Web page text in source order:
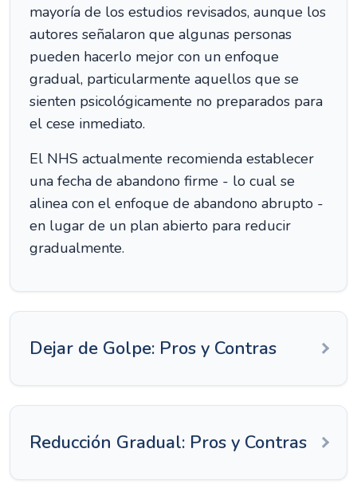
mayoría de los estudios revisados, aunque los
autores señalaron que algunas personas
pueden hacerlo mejor con un enfoque
gradual, particularmente aquellos que se
sienten psicológicamente no preparados para
el cese inmediato.
El NHS actualmente recomienda establecer
una fecha de abandono firme - lo cual se
alinea con el enfoque de abandono abrupto -
en lugar de un plan abierto para reducir
gradualmente.
Dejar de Golpe: Pros y Contras
Reducción Gradual: Pros y Contras